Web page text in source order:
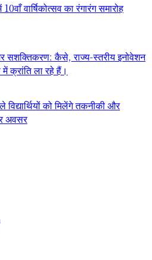
वार्षिकोत्सव का रंगारंग समारोह
सशक्तिकरण: कैसे, राज्य-स्तरीय इनोवेशन
क्रांति ला रहे हैं।
को मिलेंगे तकनीकी और
अवसर